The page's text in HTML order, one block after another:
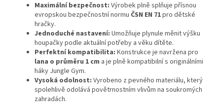
Maximální bezpečnost: Výrobek plně splňuje přísnou
evropskou bezpečnostní normu ČSN EN 71pro dětské
hračky.
Jednoduché nastavení: Umožňuje plynule měnit výšku
houpačky podle aktuální potřeby a věku dítěte.
Perfektní kompatibilita: Konstrukce je navržena pro
lana o průměru 1 cm a je plně kompatibilní s originálními
háky Jungle Gym.
Vysoká odolnost: Vyrobeno z pevného materiálu, který
spolehlivě odolává povětrnostním vlivům na soukromých
zahradách.